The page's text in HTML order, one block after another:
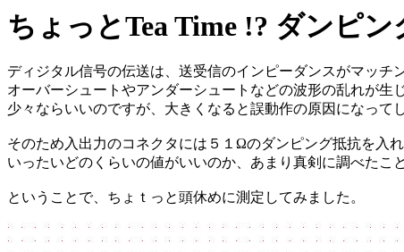
ちょっとTea Time !? ダンピン
ディジタル信号の伝送は、送受信のインピーダンスがマッチ
オーバーシュートやアンダーシュートなどの波形の乱れが生じ
少々ならいいのですが、大きくなると誤動作の原因になって
そのため入出力のコネクタには５１Ωのダンピング抵抗を入
いったいどのくらいの値がいいのか、あまり真剣に調べたこ
ということで、ちょｔっと頭休めに測定してみました。